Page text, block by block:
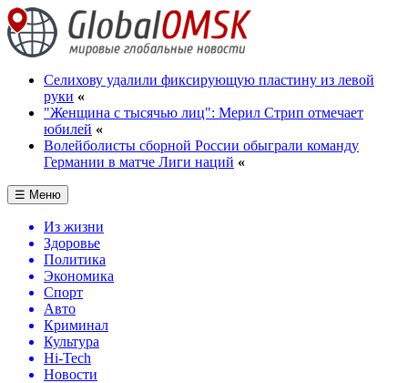
Селихову удалили фиксирующую пластину из левой
руки «
"Женщина с тысячью лиц": Мерил Стрип отмечает
юбилей «
Волейболисты сборной России обыграли команду
Германии в матче Лиги наций «
☰ Меню
Из жизни
Здоровье
Политика
Экономика
Спорт
Авто
Криминал
Культура
Hi-Tech
Новости